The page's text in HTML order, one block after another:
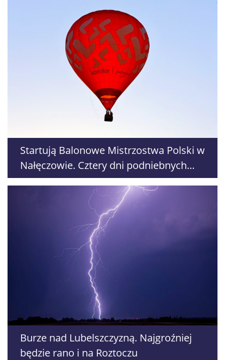
Startują Balonowe Mistrzostwa Polski w
Nałęczowie. Cztery dni podniebnych
zmagań i nocnych pokazów
Burze nad Lubelszczyzną. Najgroźniej
będzie rano i na Roztoczu